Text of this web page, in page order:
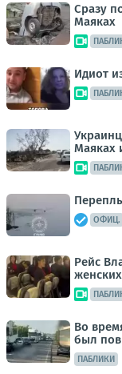
Сразу
Маяках
Идиот
Маяках
ОФИЦ.
Рейс
Во
был
ПАБЛИКИ